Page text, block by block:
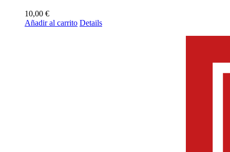
10,00 €
Añadir al carrito Details